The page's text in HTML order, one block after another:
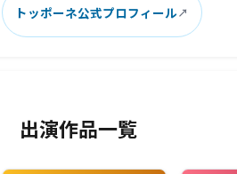
トッポーネ公式プロフィール
出演作品一覧